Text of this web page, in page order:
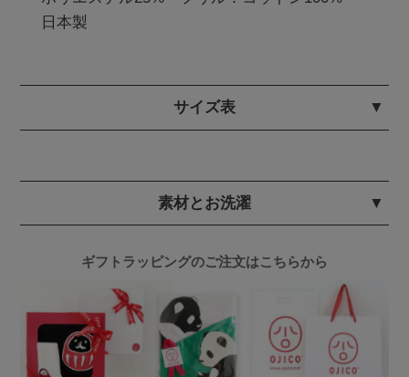
日本製
サイズ表
素材とお洗濯
ギフトラッピングのご注文はこちらから